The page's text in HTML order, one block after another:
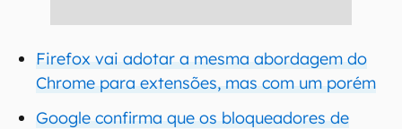
Firefox vai adotar a mesma abordagem do
Chrome para extensões, mas com um porém
Google confirma que os bloqueadores de